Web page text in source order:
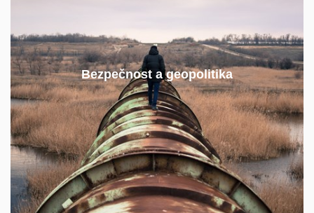
Bezpečnost a geopolitika
Co se dá dělat se závislostí na nestabilních
regionech?
Jak zajistit stabilní dodávky energií?
Jak porozumět ropným šokům a plynovým krizím?